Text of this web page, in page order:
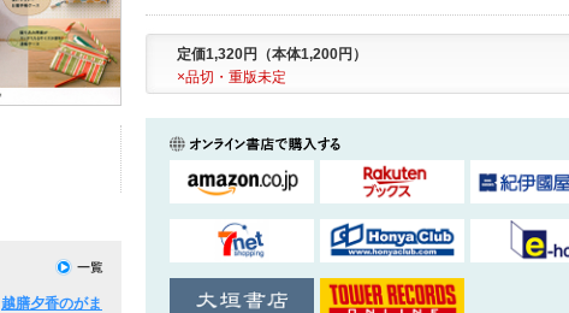
定価1,320円（本体1,200円）
×品切・重版未定
越膳夕香のがま